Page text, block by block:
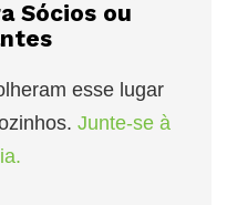
Sócios ou
esse lugar
Junte-se à